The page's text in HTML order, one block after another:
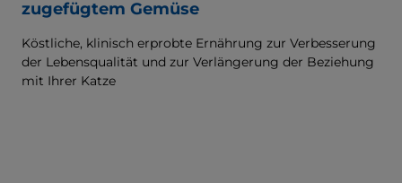
zugefügtem Gemüse
Köstliche, klinisch erprobte Ernährung zur Verbesserung
der Lebensqualität und zur Verlängerung der Beziehung
mit Ihrer Katze